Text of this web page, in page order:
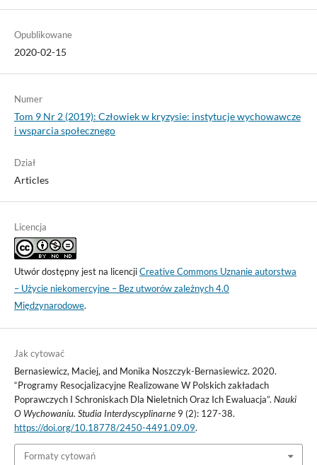
Opublikowane
2020-02-15
Numer
Tom 9 Nr 2 (2019): Człowiek w kryzysie: instytucje wychowawcze
i wsparcia społecznego
Dział
Articles
Licencja
Utwór dostępny jest na licencjiCreative Commons Uznanie autorstwa
– Użycie niekomercyjne – Bez utworów zależnych 4.0
Międzynarodowe.
Jak cytować
Bernasiewicz, Maciej, and Monika Noszczyk-Bernasiewicz. 2020.
“Programy Resocjalizacyjne Realizowane W Polskich zakładach
Poprawczych I Schroniskach Dla Nieletnich Oraz Ich Ewaluacja”. Nauki
O Wychowaniu. Studia Interdyscyplinarne9 (2): 127-38.
https://doi.org/10.18778/2450-4491.09.09.
Formaty cytowań